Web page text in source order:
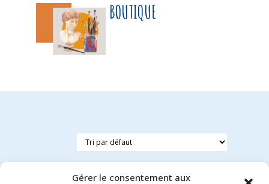
Gérer le consentement aux
BOUTIQUE